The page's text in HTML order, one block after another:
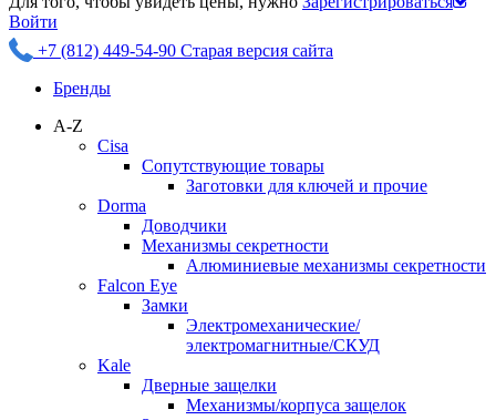
Войти
+7 (812) 449-54-90 Старая версия сайта
Бренды
A-Z
Cisa
Сопутствующие товары
Заготовки для ключей и прочие
Dorma
Доводчики
Механизмы секретности
Алюминиевые механизмы секретности
Falcon Eye
Замки
Электромеханические/
электромагнитные/СКУД
Kale
Дверные защелки
Механизмы/корпуса защелок